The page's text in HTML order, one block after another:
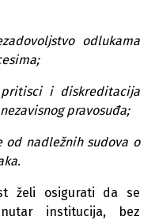
odlukama
i diskreditacija
pravosuđa;
nadležnih sudova o
želi osigurati da se
institucija, bez